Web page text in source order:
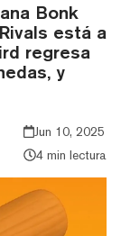
Bonk
está a
regresa
y
Jun 10, 2025
4 min lectura